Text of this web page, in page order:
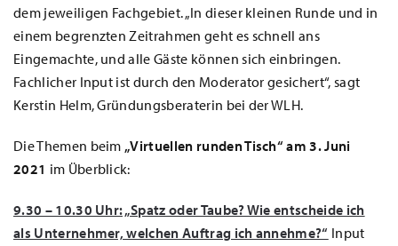
dem jeweiligen Fachgebiet. „In dieser kleinen Runde und in
einem begrenzten Zeitrahmen geht es schnell ans
Eingemachte, und alle Gäste können sich einbringen.
Fachlicher Input ist durch den Moderator gesichert“, sagt
Kerstin Helm, Gründungsberaterin bei der WLH.
Die Themen beim „Virtuellen runden Tisch“ am 3. Juni
2021 im Überblick:
9.30 – 10.30 Uhr: „Spatz oder Taube? Wie entscheide ich
als Unternehmer, welchen Auftrag ich annehme?“ Input